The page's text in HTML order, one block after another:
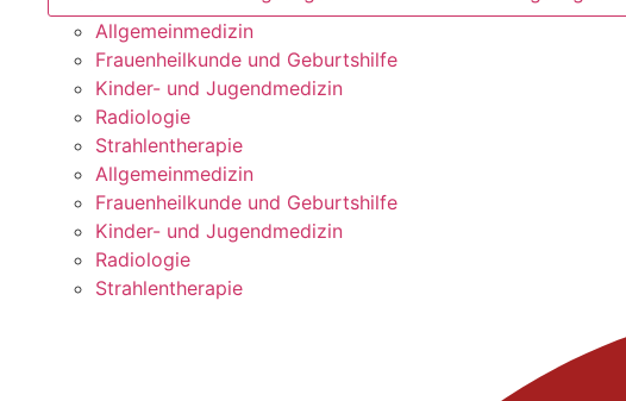
Allgemeinmedizin
Frauenheilkunde und Geburtshilfe
Kinder- und Jugendmedizin
Radiologie
Strahlentherapie
Allgemeinmedizin
Frauenheilkunde und Geburtshilfe
Kinder- und Jugendmedizin
Radiologie
Strahlentherapie